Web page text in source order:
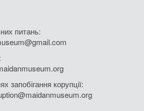
питань:
запобігання корупції: